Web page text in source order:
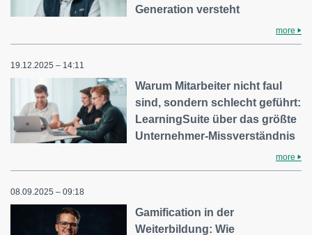
Generation versteht
more
19.12.2025 – 14:11
Warum Mitarbeiter nicht faul
sind, sondern schlecht geführt:
LearningSuite über das größte
Unternehmer-Missverständnis
more
08.09.2025 – 09:18
Gamification in der
Weiterbildung: Wie